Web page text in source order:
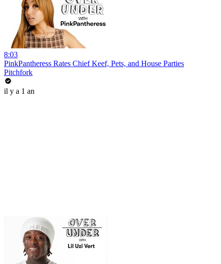
8:03
PinkPantheress Rates Chief Keef, Pets, and House Parties
Pitchfork
il y a 1 an